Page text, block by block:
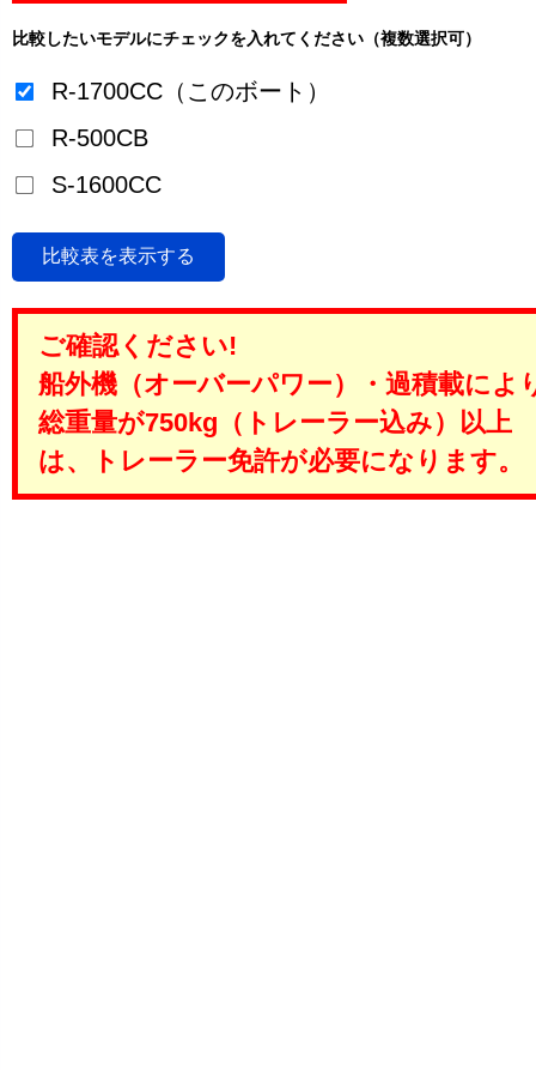
比較したいモデルにチェックを入れてください（複数選択可）
R-1700CC（このボート）
R-500CB
S-1600CC
比較表を表示する
ご確認ください!
船外機（オーバーパワー）・過積載によ
総重量が750kg（トレーラー込み）以上
は、トレーラー免許が必要になります。